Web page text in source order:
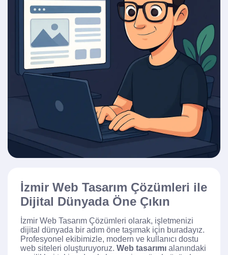
İzmir Web Tasarım Çözümleri ile
Dijital Dünyada Öne Çıkın
İzmir Web Tasarım Çözümleri olarak, işletmenizi
dijital dünyada bir adım öne taşımak için buradayız.
Profesyonel ekibimizle, modern ve kullanıcı dostu
web siteleri oluşturuyoruz. Web tasarımı alanındaki